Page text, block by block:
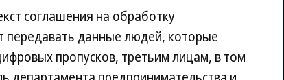
соглашения на обработку
передавать данные людей, которые
пропусков, третьим лицам, в том